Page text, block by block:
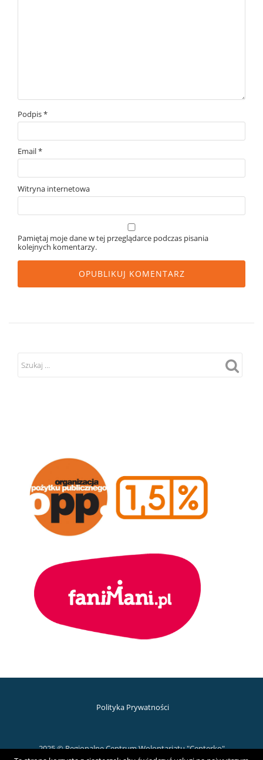
Podpis*
Email*
Witryna internetowa
Pamiętaj moje dane w tej przeglądarce podczas pisania
kolejnych komentarzy.
Polityka Prywatności
2025 © Regionalne Centrum Wolontariatu "Centerko"